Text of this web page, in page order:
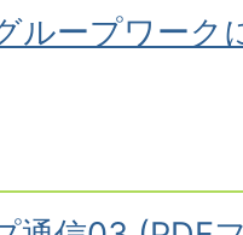
ループワーク